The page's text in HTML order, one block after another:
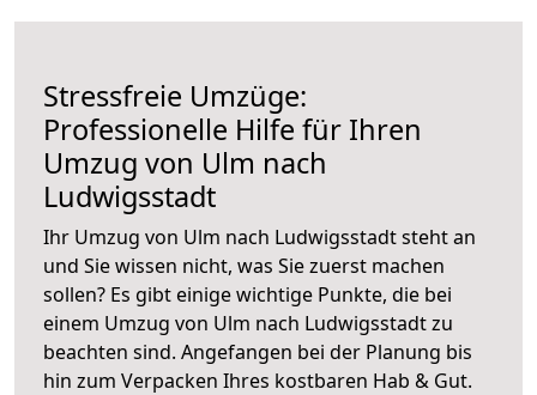
Stressfreie Umzüge:
Professionelle Hilfe für Ihren
Umzug von Ulm nach
Ludwigsstadt
Ihr Umzug von Ulm nach Ludwigsstadt steht an
und Sie wissen nicht, was Sie zuerst machen
sollen? Es gibt einige wichtige Punkte, die bei
einem Umzug von Ulm nach Ludwigsstadt zu
beachten sind. Angefangen bei der Planung bis
hin zum Verpacken Ihres kostbaren Hab & Gut.